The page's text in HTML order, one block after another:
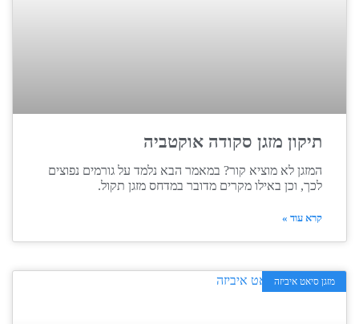
תיקון מזגן סקודה אוקטביה
המזגן לא מוציא קור? במאמר הבא נלמד על גורמים נפוצים
לכך, וכן באילו מקרים מדובר במדחס מזגן תקול.
קרא עוד »
מזגן סיאט איביזה